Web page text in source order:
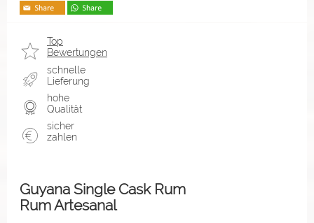
Top
Bewertungen
schnelle
Lieferung
hohe
Qualität
sicher
zahlen
Guyana Single Cask Rum
Rum Artesanal